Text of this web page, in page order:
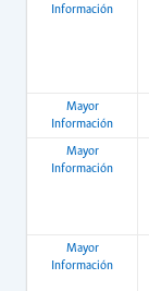
Información
Mayor
Información
Mayor
Información
Mayor
Información